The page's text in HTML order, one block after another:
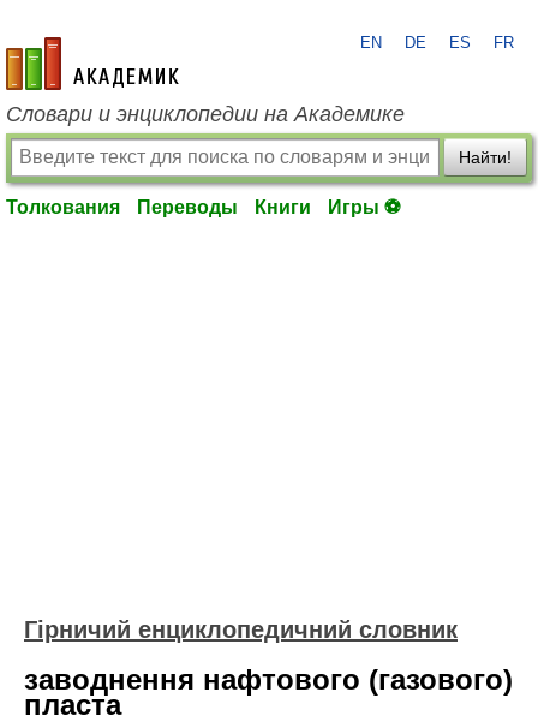
academic.ru
EN DE ES FR
Словари и энциклопедии на Академике
Найти!
Толкования Переводы Книги Игры ⚽
Гірничий енциклопедичний словник
заводнення нафтового (газового)
пласта